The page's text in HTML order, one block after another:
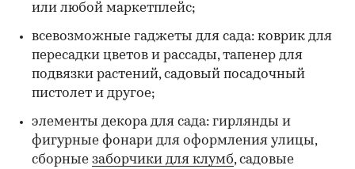
или любой маркетплейс;
всевозможные гаджеты для сада: коврик для
пересадки цветов и рассады, тапенер для
подвязки растений, садовый посадочный
пистолет и другое;
элементы декора для сада: гирлянды и
фигурные фонари для оформления улицы,
сборные заборчики для клумб, садовые